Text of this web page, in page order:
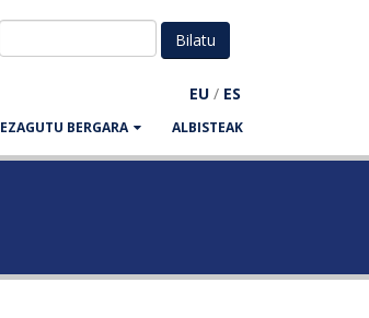
EU / ES
EZAGUTU BERGARA ALBISTEAK